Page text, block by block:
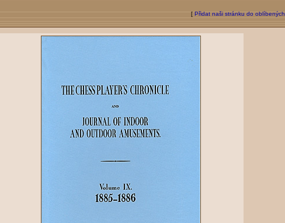
[ Přidat naši stránku do oblíbených